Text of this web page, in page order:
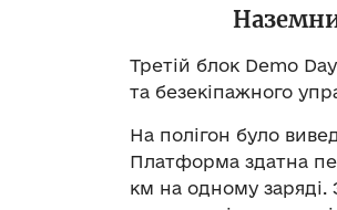
Третій блок Demo
та безекіпажного
На полігон було
Платформа здатна
км на одному заряді.